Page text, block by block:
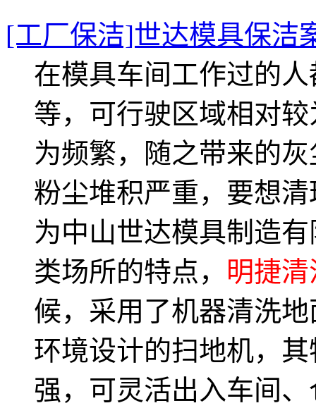
[工厂保洁]世达模具保洁
在模具车间工作过的
等，可行驶区域相对
为频繁，随之带来的
粉尘堆积严重，要想
为中山世达模具制造
类场所的特点， 明捷清
候，采用了机器清洗
环境设计的扫地机，
强，可灵活出入车间